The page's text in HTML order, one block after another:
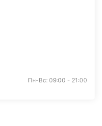
Пн-Вс: 09:00 - 21:00